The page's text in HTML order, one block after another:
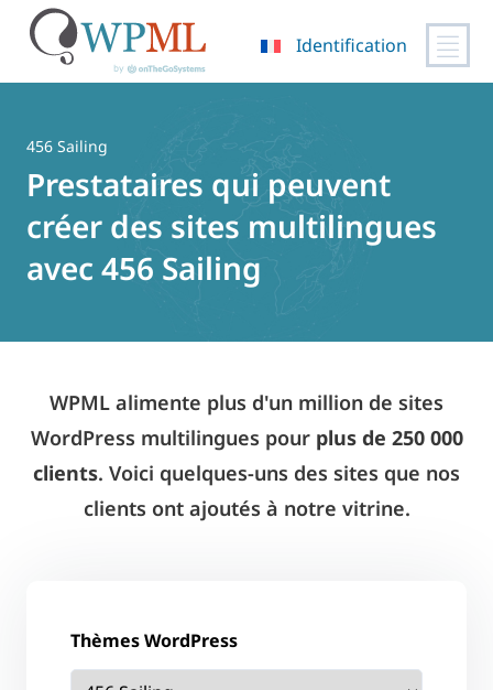
contenu
Identification
456 Sailing
Prestataires qui peuvent
créer des sites multilingues
avec 456 Sailing
WPML alimente plus d'un million de sites
WordPress multilingues pour plus de 250 000
clients. Voici quelques-uns des sites que nos
clients ont ajoutés à notre vitrine.
Thèmes WordPress